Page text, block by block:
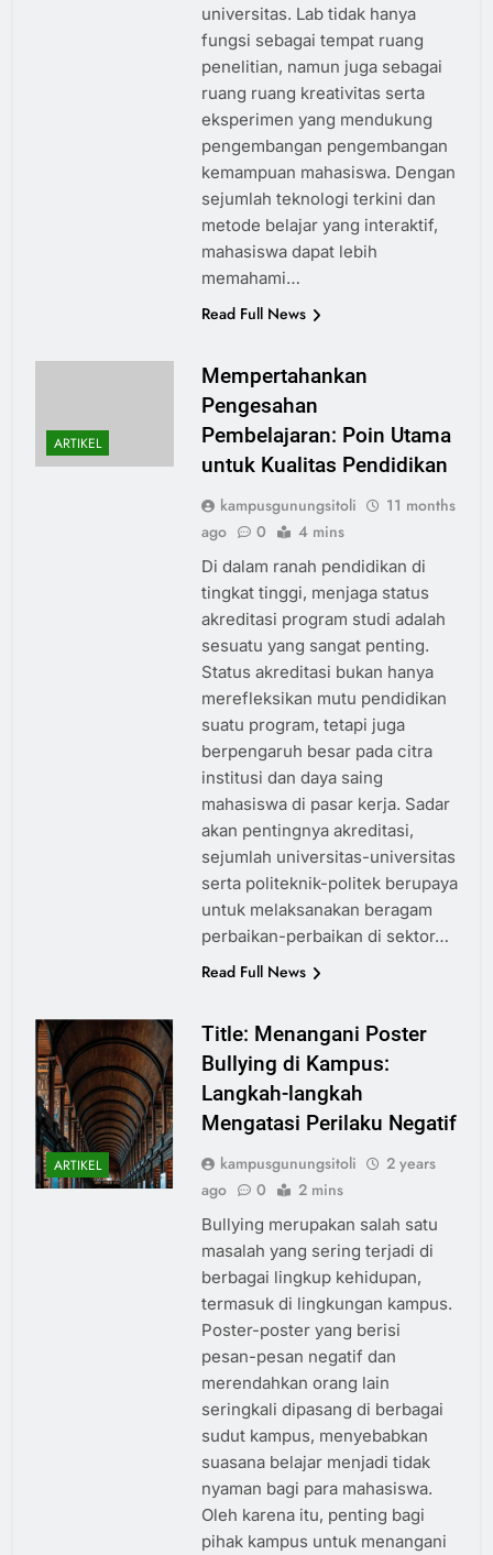
universitas. Lab tidak hanya
fungsi sebagai tempat ruang
penelitian, namun juga sebagai
ruang ruang kreativitas serta
eksperimen yang mendukung
pengembangan pengembangan
kemampuan mahasiswa. Dengan
sejumlah teknologi terkini dan
metode belajar yang interaktif,
mahasiswa dapat lebih
memahami…
Read Full News
ARTIKEL
Mempertahankan
Pengesahan
Pembelajaran: Poin Utama
untuk Kualitas Pendidikan
kampusgunungsitoli
11 months
ago
0 4 mins
Di dalam ranah pendidikan di
tingkat tinggi, menjaga status
akreditasi program studi adalah
sesuatu yang sangat penting.
Status akreditasi bukan hanya
merefleksikan mutu pendidikan
suatu program, tetapi juga
berpengaruh besar pada citra
institusi dan daya saing
mahasiswa di pasar kerja. Sadar
akan pentingnya akreditasi,
sejumlah universitas-universitas
serta politeknik-politek berupaya
untuk melaksanakan beragam
perbaikan-perbaikan di sektor…
Read Full News
ARTIKEL
Title: Menangani Poster
Bullying di Kampus:
Langkah-langkah
Mengatasi Perilaku Negatif
kampusgunungsitoli
2 years
ago
0 2 mins
Bullying merupakan salah satu
masalah yang sering terjadi di
berbagai lingkup kehidupan,
termasuk di lingkungan kampus.
Poster-poster yang berisi
pesan-pesan negatif dan
merendahkan orang lain
seringkali dipasang di berbagai
sudut kampus, menyebabkan
suasana belajar menjadi tidak
nyaman bagi para mahasiswa.
Oleh karena itu, penting bagi
pihak kampus untuk menangani